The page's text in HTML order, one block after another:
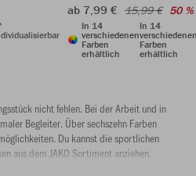
ab 7,99 € 15,99 € 50 %
In 14
verschiedenen
Farben
erhältlich
In 14
Farben
erhältlich
nicht fehlen. Bei der Arbeit und in
Begleiter. Über sechszehn Farben
Du kannst die sportlichen
aus dem JAKO Sortiment anziehen.
komfortabel.